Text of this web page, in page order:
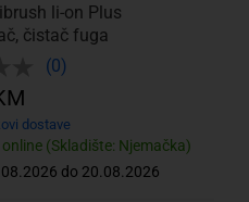
li-on Plus
čistač fuga
(0)
(Skladište: Njemačka)
do 20.08.2026
dostave